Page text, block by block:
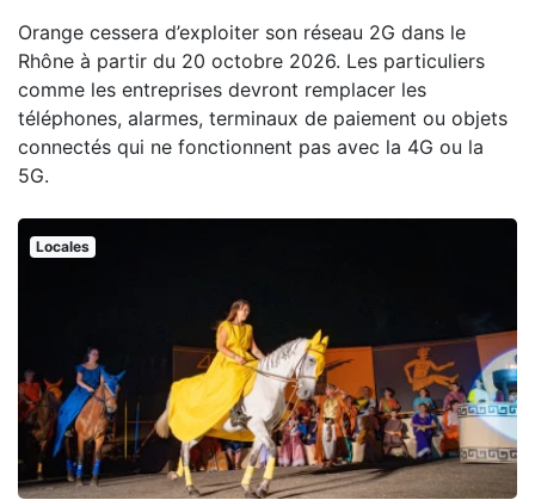
Orange cessera d’exploiter son réseau 2G dans le
Rhône à partir du 20 octobre 2026. Les particuliers
comme les entreprises devront remplacer les
téléphones, alarmes, terminaux de paiement ou objets
connectés qui ne fonctionnent pas avec la 4G ou la
5G.
Locales